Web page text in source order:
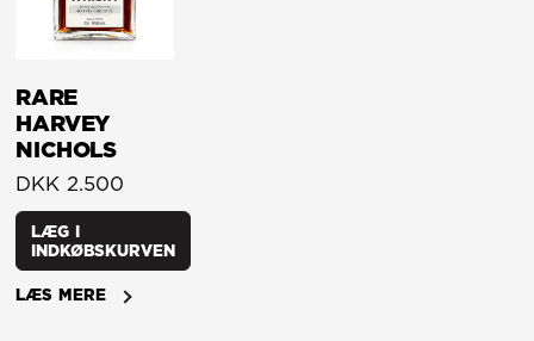
RARE
HARVEY
NICHOLS
DKK 2.500
LÆG I
INDKØBSKURVEN
LÆS MERE